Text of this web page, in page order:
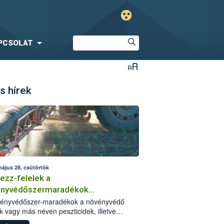
hírek
28, csütörtök
felelek a
kockázatáról
maradékok a növényvédő
vagy más néven peszticidek, illetve
kis mennyiségei, melyek a